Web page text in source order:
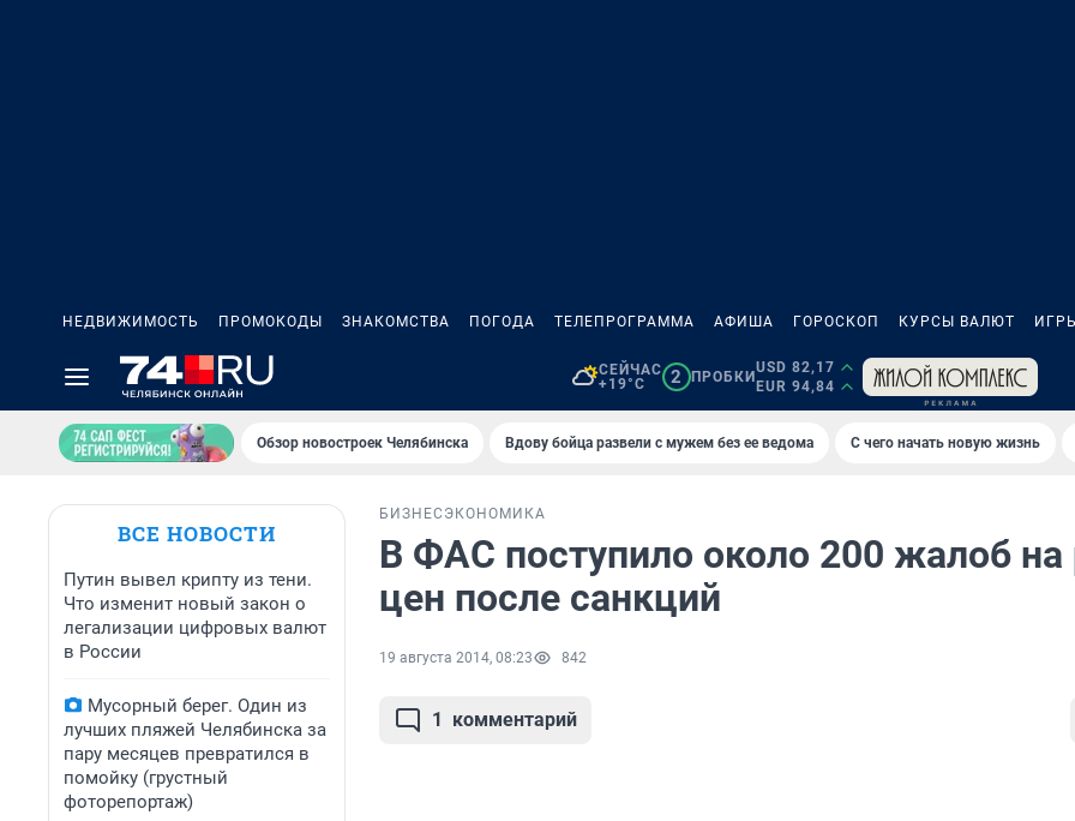
НЕДВИЖИМОСТЬ ПРОМОКОДЫ ЗНАКОМСТВА ПОГОДА ТЕЛЕПРОГРАММА АФИША ГОРОСКОП КУРСЫ ВАЛЮТ ИГРЫ
СЕЙЧАС
+19°C
2 ПРОБКИ
USD 82,17
EUR 94,84
Обзор новостроек Челябинска Вдову бойца развели с мужем без ее ведома С чего начать новую жизнь
ВСЕ НОВОСТИ
Путин вывел крипту из тени.
Что изменит новый закон о
легализации цифровых валют
в России
Мусорный берег. Один из
лучших пляжей Челябинска за
пару месяцев превратился в
помойку (грустный
фоторепортаж)
БИЗНЕС ЭКОНОМИКА
В ФАС поступило около 200 жалоб на
цен после санкций
19 августа 2014, 08:23 842
1 комментарий